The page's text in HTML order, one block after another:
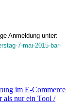
Anmeldung unter:
7-mai-2015-bar-
im E-Commerce
nur ein Tool /